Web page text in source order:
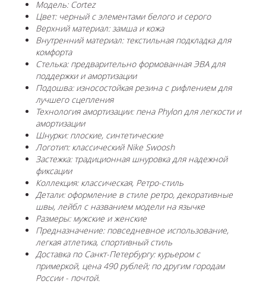
Модель: Cortez
Цвет: черный с элементами белого и серого
Верхний материал: замша и кожа
Внутренний материал: текстильная подкладка для
комфорта
Стелька: предварительно формованная ЭВА для
поддержки и амортизации
Подошва: износостойкая резина с рифлением для
лучшего сцепления
Технология амортизации: пена Phylon для легкости и
амортизации
Шнурки: плоские, синтетические
Логотип: классический Nike Swoosh
Застежка: традиционная шнуровка для надежной
фиксации
Коллекция: классическая, Ретро-стиль
Детали: оформление в стиле ретро, декоративные
швы, лейбл с названием модели на язычке
Размеры: мужские и женские
Предназначение: повседневное использование,
легкая атлетика, спортивный стиль
Доставка по Санкт-Петербургу: курьером с
примеркой, цена 490 рублей; по другим городам
России - почтой.